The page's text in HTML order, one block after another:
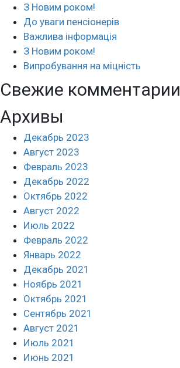
З Новим роком!
До уваги пенсіонерів
Важлива інформація
З Новим роком!
Випробування на міцність
Свежие комментарии
Архивы
Декабрь 2023
Август 2023
Февраль 2023
Декабрь 2022
Октябрь 2022
Август 2022
Июль 2022
Февраль 2022
Январь 2022
Декабрь 2021
Ноябрь 2021
Октябрь 2021
Сентябрь 2021
Август 2021
Июль 2021
Июнь 2021